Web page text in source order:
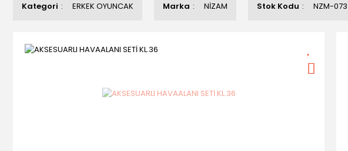
Kategori ERKEK OYUNCAK Marka NİZAM Stok Kodu NZM-073